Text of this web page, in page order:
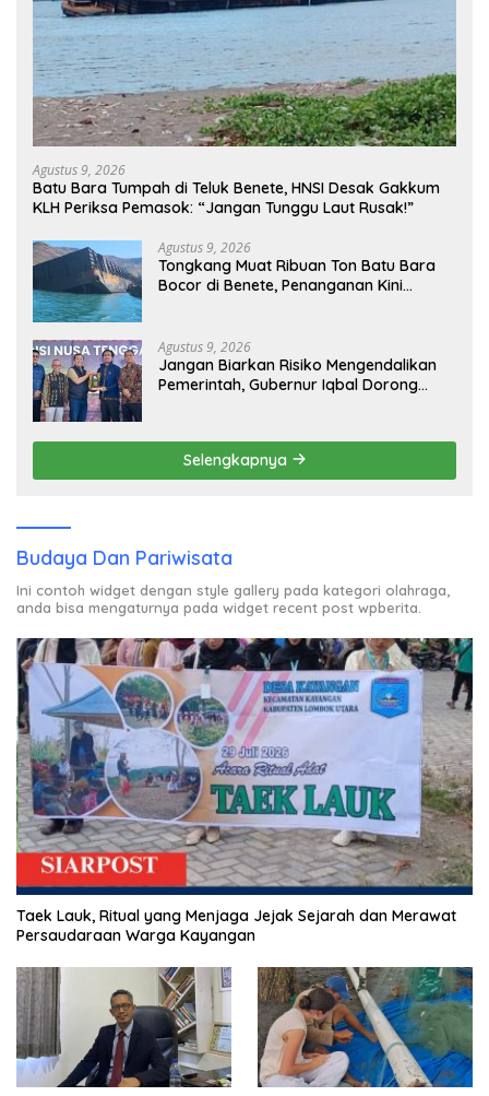
Agustus 9, 2026
Batu Bara Tumpah di Teluk Benete, HNSI Desak Gakkum
KLH Periksa Pemasok: “Jangan Tunggu Laut Rusak!”
Agustus 9, 2026
Tongkang Muat Ribuan Ton Batu Bara
Bocor di Benete, Penanganan Kini
Agustus 9, 2026
Jangan Biarkan Risiko Mengendalikan
Pemerintah, Gubernur Iqbal Dorong
Selengkapnya
Budaya Dan Pariwisata
Ini contoh widget dengan style gallery pada kategori olahraga,
anda bisa mengaturnya pada widget recent post wpberita.
Taek Lauk, Ritual yang Menjaga Jejak Sejarah dan Merawat
Persaudaraan Warga Kayangan